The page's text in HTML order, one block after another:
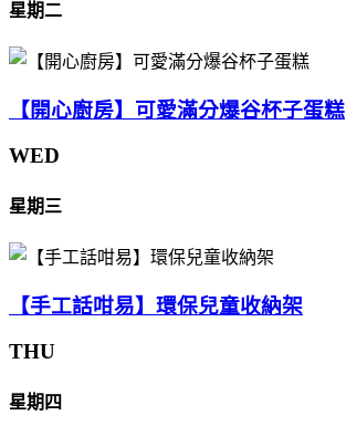
星期二
【開心廚房】可愛滿分爆谷杯子蛋糕
WED
星期三
【手工話咁易】環保兒童收納架
THU
星期四